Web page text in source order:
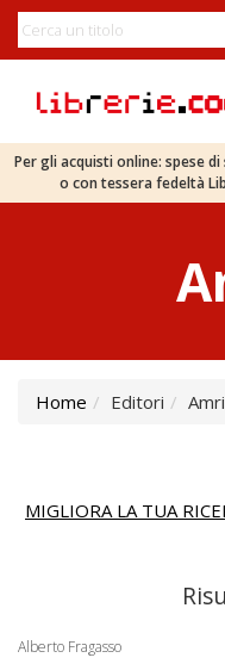
Per gli acquisti online: spese
o con tessera fedeltà
Home Editori
MIGLIORA LA TUA
Alberto Fragasso